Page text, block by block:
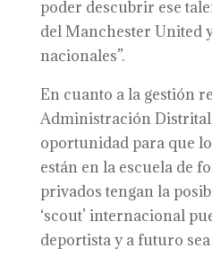
poder descubrir ese
del Manchester United
nacionales”.
En cuanto a la gestión
Administración
oportunidad para que
están en la escuela de
privados tengan la
‘scout’ internacional
deportista y a futuro